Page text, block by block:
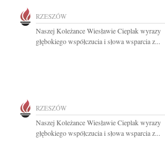
RZESZÓW
Naszej Koleżance Wiesławie Cieplak wyrazy
głębokiego współczucia i słowa wsparcia z...
RZESZÓW
Naszej Koleżance Wiesławie Cieplak wyrazy
głębokiego współczucia i słowa wsparcia z...